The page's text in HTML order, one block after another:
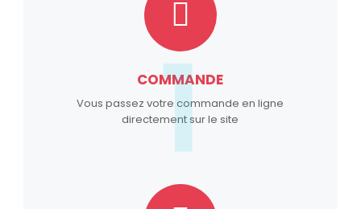
COMMANDE
Vous passez votre commande en ligne
directement sur le site
1